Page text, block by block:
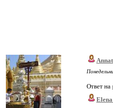
Ответ на